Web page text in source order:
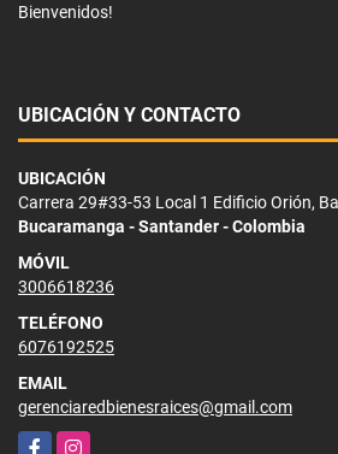
Bienvenidos!
UBICACIÓN Y CONTACTO
UBICACIÓN
Carrera 29#33-53 Local 1 Edificio Orión,
Bucaramanga - Santander - Colombia
MÓVIL
3006618236
TELÉFONO
6076192525
EMAIL
gerenciaredbienesraices@gmail.com
FacebookInstagram